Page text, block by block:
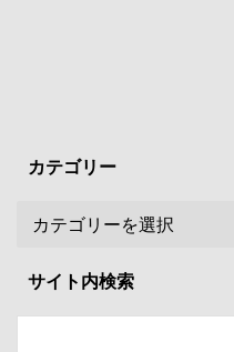
カテゴリー
サイト内検索